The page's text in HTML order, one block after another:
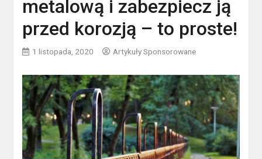
metalową i zabezpiecz ją
przed korozją – to proste!
1 listopada, 2020 Artykuły Sponsorowane